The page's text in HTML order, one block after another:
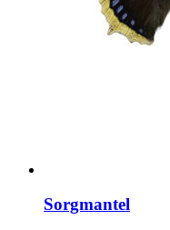
Sorgmantel